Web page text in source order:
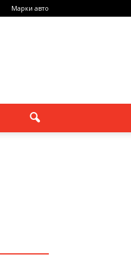
Марки авто